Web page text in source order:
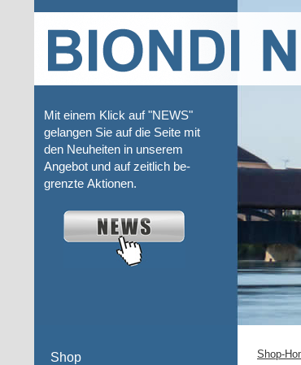
Mit einem Klick auf "NEWS"
gelangen Sie auf die Seite mit
den Neuheiten in unserem
Angebot und auf zeitlich be-
grenzte Aktionen.
Shop
Shop-